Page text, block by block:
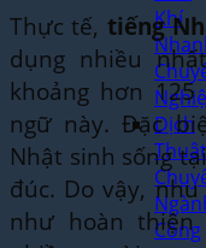
Khí
Dịch
Thuật
Công
Thực tế, tiếng
dụng nhiều
khoảng hơn
ngữ này. Đặc
Nhật sinh sống
đúc. Do vậy,
như hoàn